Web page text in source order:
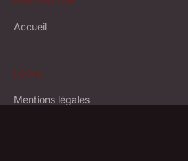
Accueil
LÉGAL
Mentions légales